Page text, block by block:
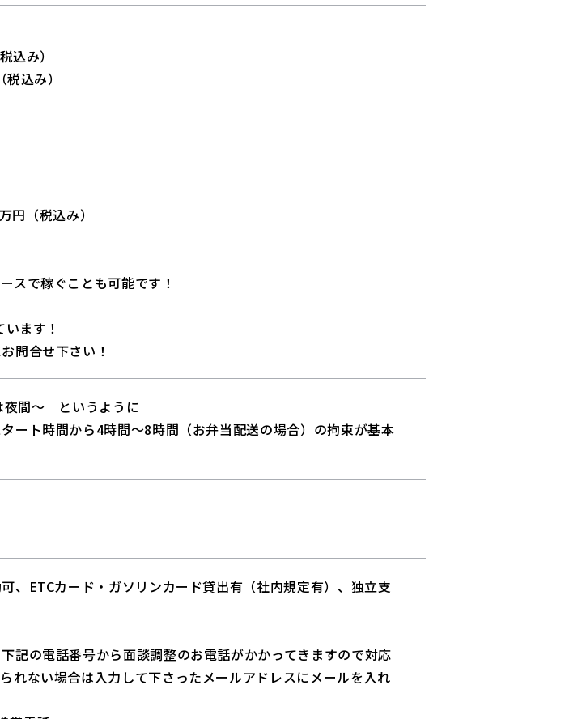
み）
込み）
（税込み）
スで稼ぐことも可能です！
ます！
問合せ下さい！
間～ というように
ート時間から4時間～8時間（お弁当配送の場合）の拘束が基本
、ETCカード・ガソリンカード貸出有（社内規定有）、独立支
記の電話番号から面談調整のお電話がかかってきますので対応
れない場合は入力して下さったメールアドレスにメールを入れ